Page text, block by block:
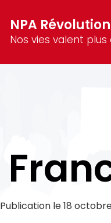
NPA
Nos vies valent
Publication le18